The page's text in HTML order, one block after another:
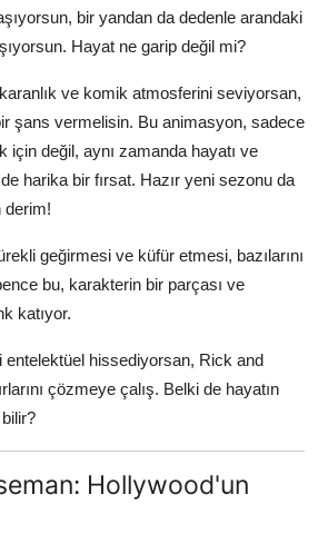
bir yandan da dedenle arandaki
Hayat ne garip değil mi?
ve komik atmosferini seviyorsan,
şans vermelisin. Bu animasyon, sadece
için değil, aynı zamanda hayatı ve
harika bir fırsat. Hazır yeni sezonu da
derim!
geğirmesi ve küfür etmesi, bazılarını
bu, karakterin bir parçası ve
katıyor.
entelektüel hissediyorsan, Rick and
çözmeye çalış. Belki de hayatın
Hollywood'un